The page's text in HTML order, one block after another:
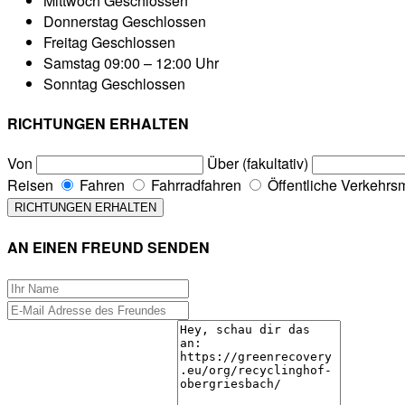
Donnerstag Geschlossen
Freitag Geschlossen
Samstag 09:00 – 12:00 Uhr
Sonntag Geschlossen
RICHTUNGEN ERHALTEN
Von
Über (fakultativ)
Reisen
Fahren Fahrradfahren Öffentliche
AN EINEN FREUND SENDEN